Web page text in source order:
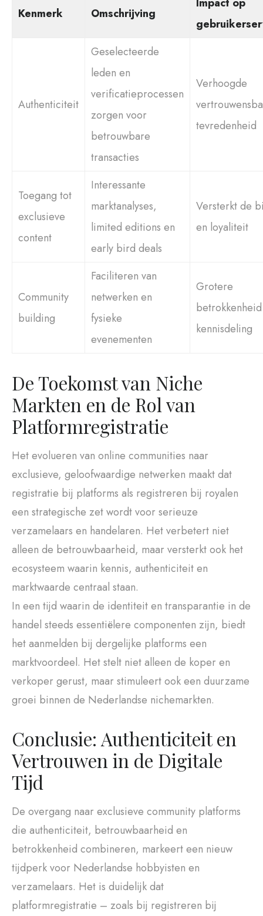
Kenmerk Omschrijving
Impact op
Authenticiteit
Geselecteerde
leden en
verificatieprocessen
zorgen voor
betrouwbare
transacties
Verhoogde
tevredenheid
Toegang tot
exclusieve
content
Interessante
marktanalyses,
limited editions en
early bird deals
Versterkt de
en loyaliteit
Community
building
Faciliteren van
netwerken en
fysieke
evenementen
Grotere
kennisdeling
De Toekomst van Niche
Markten en de Rol van
Platformregistratie
Het evolueren van online communities naar
exclusieve, geloofwaardige netwerken maakt dat
registratie bij platforms als registreren bij royalen
een strategische zet wordt voor serieuze
verzamelaars en handelaren. Het verbetert niet
alleen de betrouwbaarheid, maar versterkt ook het
ecosysteem waarin kennis, authenticiteit en
marktwaarde centraal staan.
In een tijd waarin de identiteit en transparantie in de
handel steeds essentiëlere componenten zijn, biedt
het aanmelden bij dergelijke platforms een
marktvoordeel. Het stelt niet alleen de koper en
verkoper gerust, maar stimuleert ook een duurzame
groei binnen de Nederlandse nichemarkten.
Conclusie: Authenticiteit en
Vertrouwen in de Digitale
Tijd
De overgang naar exclusieve community platforms
die authenticiteit, betrouwbaarheid en
betrokkenheid combineren, markeert een nieuw
tijdperk voor Nederlandse hobbyisten en
verzamelaars. Het is duidelijk dat
platformregistratie – zoals bij registreren bij